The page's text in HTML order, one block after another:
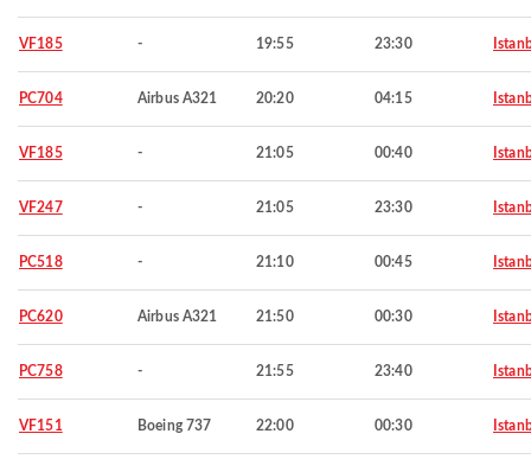
VF185 - 19:55 23:30
PC704 Airbus A321 20:20 04:15
VF185 - 21:05 00:40
VF247 - 21:05 23:30
PC518 - 21:10 00:45
PC620 Airbus A321 21:50 00:30
PC758 - 21:55 23:40
VF151 Boeing 737 22:00 00:30